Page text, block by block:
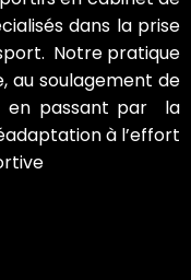
dans la prise
Notre pratique
au soulagement de
en passant par la
à l’effort